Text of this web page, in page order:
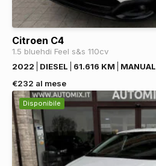
Citroen C4
1.5 bluehdi Feel s&s 110cv
2022
DIESEL 61.616 KM
€232 al mese
Disponibile